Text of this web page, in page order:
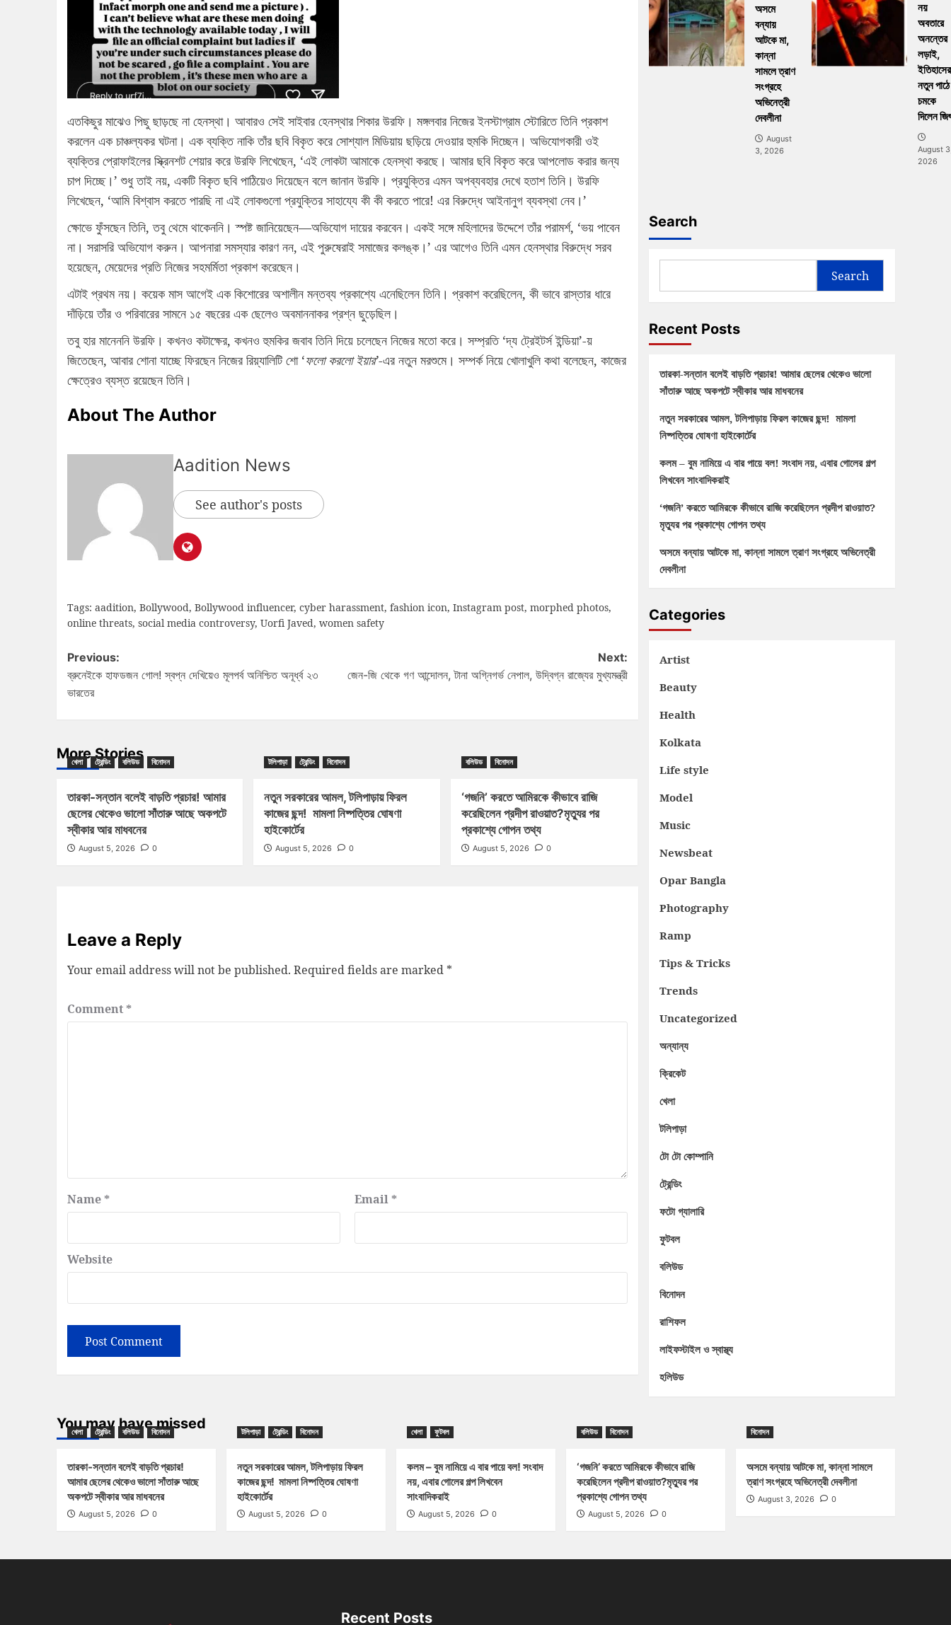
এতকিছুর মাঝেও পিছু ছাড়ছে না হেনস্থা। আবারও সেই সাইবার হেনস্থার শিকার উরফি। মঙ্গলবার নিজের ইনস্টাগ্রাম স্টোরিতে তিনি প্রকাশ
করলেন এক চাঞ্চল্যকর ঘটনা। এক ব্যক্তি নাকি তাঁর ছবি বিকৃত করে সোশ্যাল মিডিয়ায় ছড়িয়ে দেওয়ার হুমকি দিচ্ছেন। অভিযোগকারী ওই
ব্যক্তির প্রোফাইলের স্ক্রিনশট শেয়ার করে উরফি লিখেছেন, ‘এই লোকটা আমাকে হেনস্থা করছে। আমার ছবি বিকৃত করে আপলোড করার জন্য
চাপ দিচ্ছে।’ শুধু তাই নয়, একটি বিকৃত ছবি পাঠিয়েও দিয়েছেন বলে জানান উরফি। প্রযুক্তির এমন অপব্যবহার দেখে হতাশ তিনি। উরফি
লিখেছেন, ‘আমি বিশ্বাস করতে পারছি না এই লোকগুলো প্রযুক্তির সাহায্যে কী কী করতে পারে! এর বিরুদ্ধে আইনানুগ ব্যবস্থা নেব।’
ক্ষোভে ফুঁসছেন তিনি, তবু থেমে থাকেননি। স্পষ্ট জানিয়েছেন—অভিযোগ দায়ের করবেন। একই সঙ্গে মহিলাদের উদ্দেশে তাঁর পরামর্শ, ‘ভয় পাবেন
না। সরাসরি অভিযোগ করুন। আপনারা সমস্যার কারণ নন, এই পুরুষেরাই সমাজের কলঙ্ক।’ এর আগেও তিনি এমন হেনস্থার বিরুদ্ধে সরব
হয়েছেন, মেয়েদের প্রতি নিজের সহমর্মিতা প্রকাশ করেছেন।
এটাই প্রথম নয়। কয়েক মাস আগেই এক কিশোরের অশালীন মন্তব্য প্রকাশ্যে এনেছিলেন তিনি। প্রকাশ করেছিলেন, কী ভাবে রাস্তার ধারে
দাঁড়িয়ে তাঁর ও পরিবারের সামনে ১৫ বছরের এক ছেলেও অবমাননাকর প্রশ্ন ছুড়েছিল।
তবু হার মানেননি উরফি। কখনও কটাক্ষের, কখনও হুমকির জবাব তিনি দিয়ে চলেছেন নিজের মতো করে। সম্প্রতি ‘দ্য ট্রেইটর্স ইন্ডিয়া’-য়
জিতেছেন, আবার শোনা যাচ্ছে ফিরছেন নিজের রিয়্যালিটি শো ‘ফলো করলো ইয়ার’-এর নতুন মরশুমে। সম্পর্ক নিয়ে খোলাখুলি কথা বলেছেন, কাজের
ক্ষেত্রেও ব্যস্ত রয়েছেন তিনি।
About The Author
Aadition News
See author's posts
Tags: aadition, Bollywood, Bollywood influencer, cyber harassment, fashion icon, Instagram post, morphed photos,
online threats, social media controversy, Uorfi Javed, women safety
Previous:
ব্রুনেইকে হাফডজন গোল! স্বপ্ন দেখিয়েও মূলপর্ব অনিশ্চিত অনূর্ধ্ব ২৩
ভারতের
Next:
জেন-জি থেকে গণ আন্দোলন, টানা অগ্নিগর্ভ নেপাল, উদ্বিগ্ন রাজ্যের মুখ্যমন্ত্রী
More Stories
খেলা ট্রেন্ডিং বলিউড বিনোদন
তারকা-সন্তান বলেই বাড়তি প্রচার! আমার
ছেলের থেকেও ভালো সাঁতারু আছে অকপটে
স্বীকার আর মাধবনের
August 5, 2026 0
টলিপাড়া ট্রেন্ডিং বিনোদন
নতুন সরকারের আমল, টলিপাড়ায় ফিরল
কাজের ছন্দ! মামলা নিষ্পত্তির ঘোষণা
হাইকোর্টের
August 5, 2026 0
বলিউড বিনোদন
‘গজনি’ করতে আমিরকে কীভাবে রাজি
করেছিলেন প্রদীপ রাওয়াত?মৃত্যুর পর
প্রকাশ্যে গোপন তথ্য
August 5, 2026 0
Leave a Reply
Your email address will not be published. Required fields are marked *
Comment *
Name * Email *
Website
অসমে
বন্যায়
আটকে মা,
কান্না
সামলে ত্রাণ
সংগ্রহে
অভিনেত্রী
দেবলীনা
August
3, 2026
নয়
অবতারে
অনন্তের
লড়াই,
ইতিহাসের
নতুন পাঠে
চমকে
দিলেন জিৎ
August
2026
Search
Search
Recent Posts
তারকা-সন্তান বলেই বাড়তি প্রচার! আমার ছেলের থেকেও ভালো
সাঁতারু আছে অকপটে স্বীকার আর মাধবনের
নতুন সরকারের আমল, টলিপাড়ায় ফিরল কাজের ছন্দ! মামলা
নিষ্পত্তির ঘোষণা হাইকোর্টের
কলম – বুম নামিয়ে এ বার পায়ে বল! সংবাদ নয়, এবার গোলের গল্প
লিখবেন সাংবাদিকরাই
‘গজনি’ করতে আমিরকে কীভাবে রাজি করেছিলেন প্রদীপ রাওয়াত?
মৃত্যুর পর প্রকাশ্যে গোপন তথ্য
অসমে বন্যায় আটকে মা, কান্না সামলে ত্রাণ সংগ্রহে অভিনেত্রী
দেবলীনা
Categories
Artist
Beauty
Health
Kolkata
Life style
Model
Music
Newsbeat
Opar Bangla
Photography
Ramp
Tips & Tricks
Trends
Uncategorized
অন্যান্য
ক্রিকেট
খেলা
টলিপাড়া
টো টো কোম্পানি
ট্রেন্ডিং
ফটো গ্যালারি
ফুটবল
বলিউড
বিনোদন
রাশিফল
লাইফস্টাইল ও স্বাস্থ্য
হলিউড
You may have missed
খেলা ট্রেন্ডিং বলিউড বিনোদন
তারকা-সন্তান বলেই বাড়তি প্রচার!
আমার ছেলের থেকেও ভালো সাঁতারু আছে
অকপটে স্বীকার আর মাধবনের
August 5, 2026 0
টলিপাড়া ট্রেন্ডিং বিনোদন
নতুন সরকারের আমল, টলিপাড়ায় ফিরল
কাজের ছন্দ! মামলা নিষ্পত্তির ঘোষণা
হাইকোর্টের
August 5, 2026 0
খেলা ফুটবল
কলম – বুম নামিয়ে এ বার পায়ে বল! সংবাদ
নয়, এবার গোলের গল্প লিখবেন
সাংবাদিকরাই
August 5, 2026 0
বলিউড বিনোদন
‘গজনি’ করতে আমিরকে কীভাবে রাজি
করেছিলেন প্রদীপ রাওয়াত?মৃত্যুর পর
প্রকাশ্যে গোপন তথ্য
August 5, 2026 0
বিনোদন
অসমে বন্যায় আটকে মা, কান্না সামলে
ত্রাণ সংগ্রহে অভিনেত্রী দেবলীনা
August 3, 2026 0
Recent Posts